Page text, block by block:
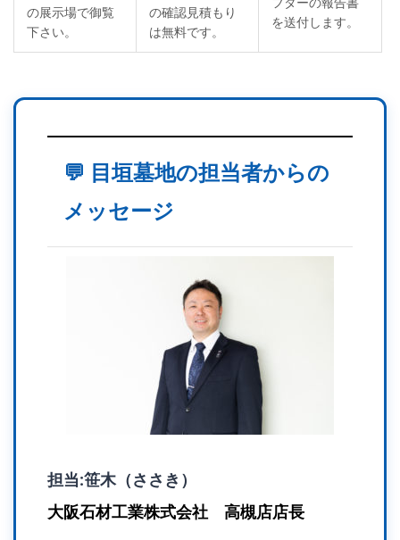
の展示場で御覧
下さい。
の確認見積もり
は無料です。
を送付します。
💬 目垣墓地の担当者からの
メッセージ
担当:笹木（ささき）
大阪石材工業株式会社 高槻店店長